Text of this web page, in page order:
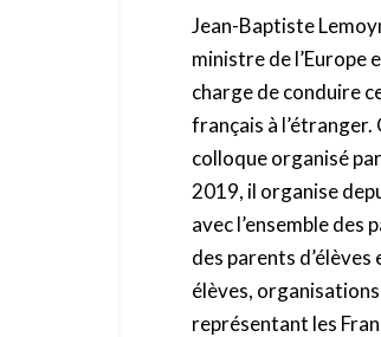
Jean-Baptiste
ministre de l’Europe
charge de conduire
français à l’étranger.
colloque organisé
2019, il organise
avec l’ensemble
des parents d’élèves
élèves,
représentant les